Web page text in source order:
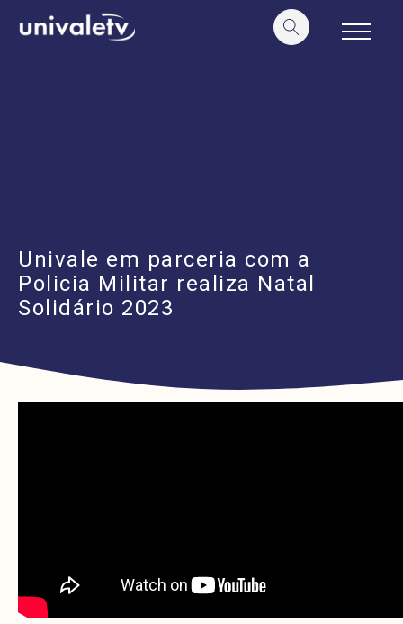
conteúdo
Univale em parceria com a
Policia Militar realiza Natal
Solidário 2023